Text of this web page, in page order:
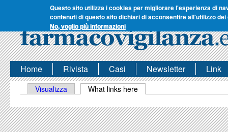
Questo sito utilizza i cookies per migliorare l'esperienza di
contenuti di questo sito dichiari di acconsentire all'utilizzo dei
No, voglio più informazioni
Home Rivista Casi Newsletter Link
Schede primarie
Visualizza What links here